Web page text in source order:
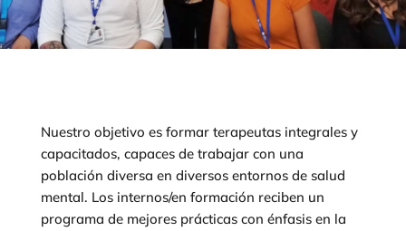
Nuestro objetivo es formar terapeutas integrales y
capacitados, capaces de trabajar con una
población diversa en diversos entornos de salud
mental. Los internos/en formación reciben un
programa de mejores prácticas con énfasis en la